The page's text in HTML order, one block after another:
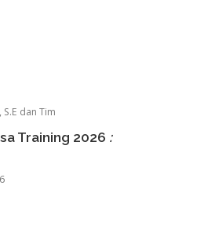
dan Tim
Training 2026 :